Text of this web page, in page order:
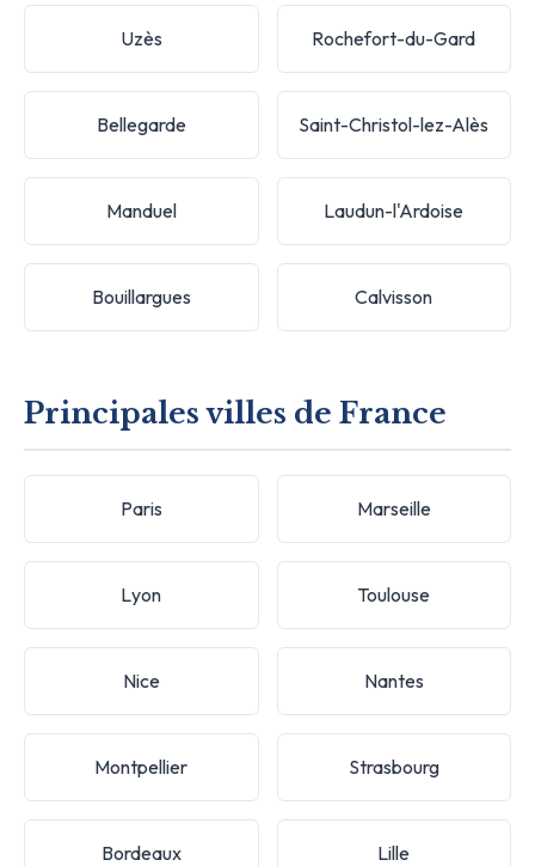
Uzès Rochefort-du-Gard
Bellegarde Saint-Christol-lez-Alès
Manduel Laudun-l'Ardoise
Bouillargues Calvisson
Principales villes de France
Paris Marseille
Lyon Toulouse
Nice Nantes
Montpellier Strasbourg
Bordeaux Lille